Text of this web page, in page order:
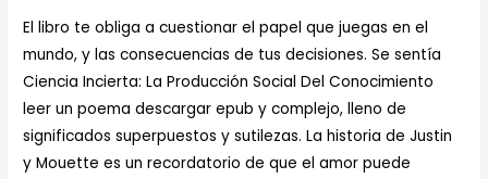
El libro te obliga a cuestionar el papel que juegas en el
mundo, y las consecuencias de tus decisiones. Se sentía
Ciencia Incierta: La Producción Social Del Conocimiento
leer un poema descargar epub y complejo, lleno de
significados superpuestos y sutilezas. La historia de Justin
y Mouette es un recordatorio de que el amor puede